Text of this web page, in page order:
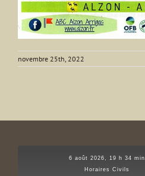
novembre 25th, 2022
6 août 2026, 19 h 34 min
Horaires Civils